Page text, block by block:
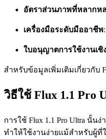
อัตราส่วนภาพที่หลากห
เครื่องมือระดับมืออาชีพ
ใบอนุญาตการใช้งานเ
สำหรับข้อมูลเพิ่มเติมเกี่ยวกับ
วิธีใช้ Flux 1.1 Pro
การใช้ Flux 1.1 Pro Ultra นั้
ทำให้ใช้งานง่ายแม้สำหรับผู้